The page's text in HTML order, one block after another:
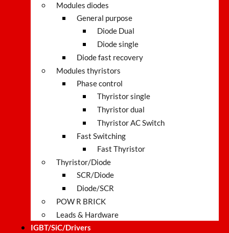
Modules diodes
General purpose
Diode Dual
Diode single
Diode fast recovery
Modules thyristors
Phase control
Thyristor single
Thyristor dual
Thyristor AC Switch
Fast Switching
Fast Thyristor
Thyristor/Diode
SCR/Diode
Diode/SCR
POW R BRICK
Leads & Hardware
IGBT/SiC/Drivers